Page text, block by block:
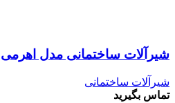
شیرآلات ساختمانی مدل اهرمی
شیرآلات ساختمانی
تماس بگیرید